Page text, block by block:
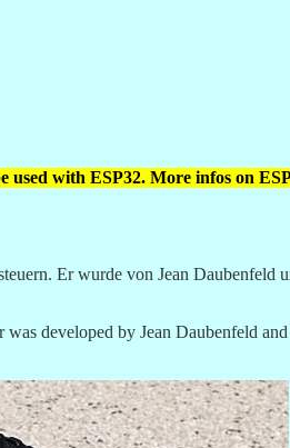
used with ESP32. More infos on
Er wurde von Jean Daubenfeld
developed by Jean Daubenfeld